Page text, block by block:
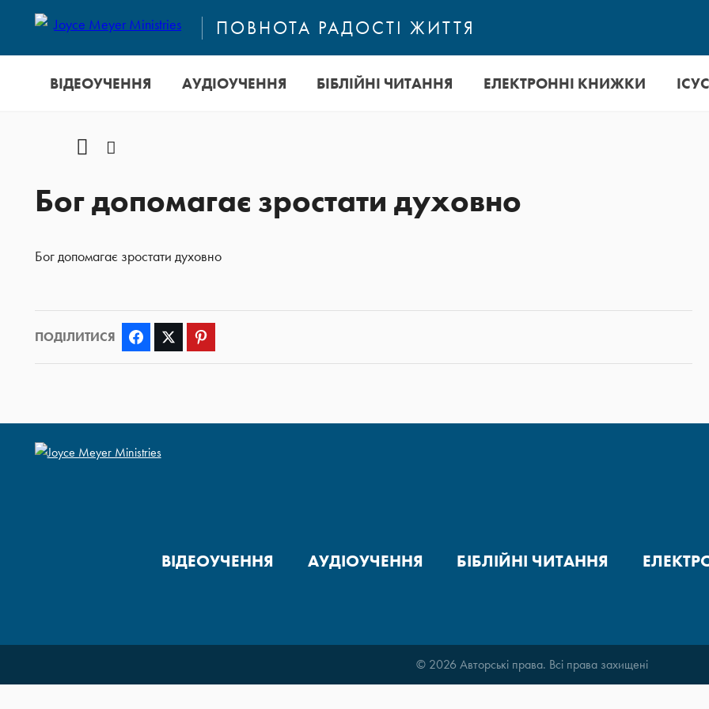
ПОВНОТА РАДОСТІ ЖИТТЯ
ВІДЕОУЧЕННЯ АУДІОУЧЕННЯ БІБЛІЙНІ ЧИТАННЯ ЕЛЕКТРОННІ КНИЖКИ
YOUTUBE
Бог допомагає зростати духовно
Бог допомагає зростати духовно
ПОДІЛИТИСЯ Facebook Twitter
ВІДЕОУЧЕННЯ АУДІОУЧЕННЯ БІБЛІЙНІ ЧИТАННЯ
© 2026 Авторські права. Всі права захищені